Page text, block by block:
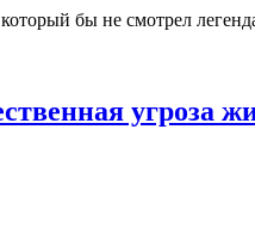
бы не смотрел
угроза